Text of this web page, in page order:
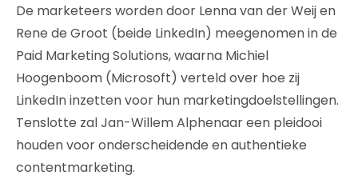
De marketeers worden door Lenna van der Weij en
Rene de Groot (beide LinkedIn) meegenomen in de
Paid Marketing Solutions, waarna Michiel
Hoogenboom (Microsoft) verteld over hoe zij
LinkedIn inzetten voor hun marketingdoelstellingen.
Tenslotte zal Jan-Willem Alphenaar een pleidooi
houden voor onderscheidende en authentieke
contentmarketing.